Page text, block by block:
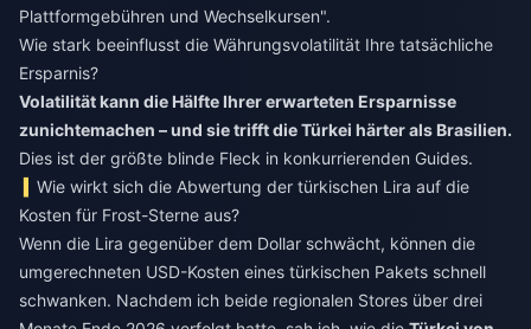
Plattformgebühren und Wechselkursen".
Wie stark beeinflusst die Währungsvolatilität Ihre tatsächliche
Ersparnis?
Volatilität kann die Hälfte Ihrer erwarteten Ersparnisse
zunichtemachen – und sie trifft die Türkei härter als Brasilien.
Dies ist der größte blinde Fleck in konkurrierenden Guides.
Wie wirkt sich die Abwertung der türkischen Lira auf die
Kosten für Frost-Sterne aus?
Wenn die Lira gegenüber dem Dollar schwächt, können die
umgerechneten USD-Kosten eines türkischen Pakets schnell
schwanken. Nachdem ich beide regionalen Stores über drei